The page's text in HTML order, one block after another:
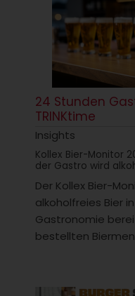
24 Stunden
TRINKtime
Insights
Kollex Bier-Monitor
der Gastro wird
Der Kollex Bier-
alkoholfreies Bier
Gastronomie
bestellten